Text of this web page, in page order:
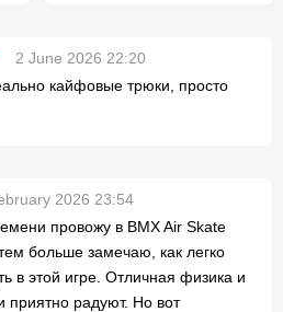
2 June 2026 22:20
кайфовые трюки, просто
2026 23:54
провожу в BMX Air Skate
больше замечаю, как легко
в этой игре. Отличная физика и
приятно радуют. Но вот